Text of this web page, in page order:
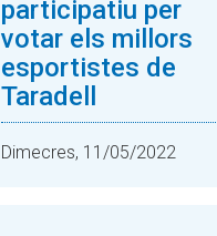
participatiu per
votar els millors
esportistes de
Taradell
Dimecres, 11/05/2022